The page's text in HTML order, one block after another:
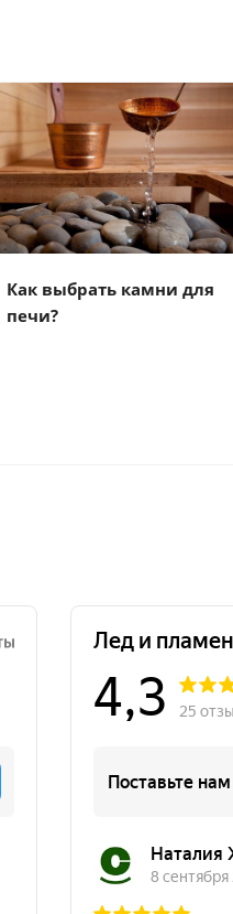
Как выбрать камни для
печи?